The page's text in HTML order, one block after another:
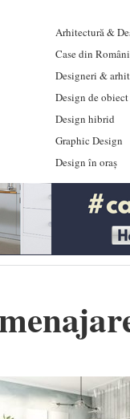
Arhitectură &
Case din
Designeri &
Design de obiect
Design hibrid
Graphic Design
Design în oraș